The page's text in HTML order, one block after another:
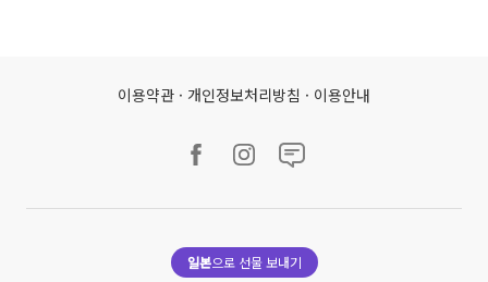
이용약관 · 개인정보처리방침 · 이용안내
일본으로 선물 보내기